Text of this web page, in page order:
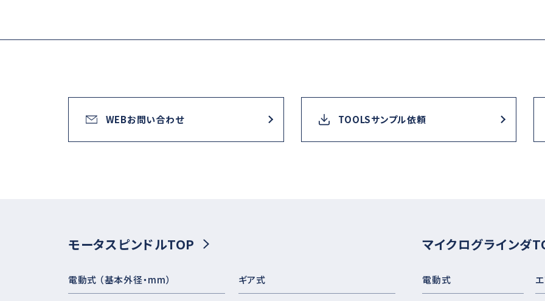
WEBお問い合わせ TOOLSサンプル依頼
モータスピンドルTOP
電動式 （基本外径・mm） ギア式
マイクログラインダ
電動式